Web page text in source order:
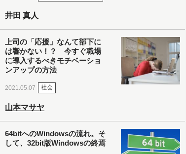
井田 真人
上司の「応援」なんて部下に
は響かない！？ 今すぐ職場
に導入するべきモチベーショ
ンアップの方法
2021.05.07 社会
山本マサヤ
64bitへのWindowsの流れ。そ
して、32bit版Windowsの終焉